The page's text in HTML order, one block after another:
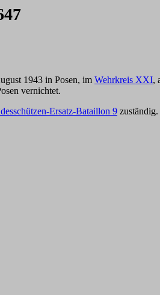
1943 in Posen, im Wehrkreis XXI,
vernichtet.
Ersatz-Bataillon 9 zuständig.